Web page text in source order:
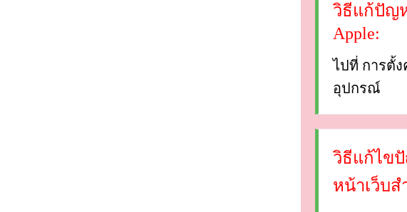
วิธีแก้ปัญ
Apple:
ไปที่ การตั้ง
อุปกรณ์
วิธีแก้ไข
หน้าเว็บส